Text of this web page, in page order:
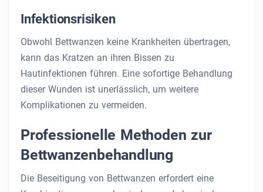
Infektionsrisiken
Obwohl Bettwanzen keine Krankheiten übertragen,
kann das Kratzen an ihren Bissen zu
Hautinfektionen führen. Eine sofortige Behandlung
dieser Wunden ist unerlässlich, um weitere
Komplikationen zu vermeiden.
Professionelle Methoden zur
Bettwanzenbehandlung
Die Beseitigung von Bettwanzen erfordert eine